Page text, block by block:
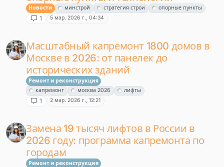
Новости минстрой стратегия строи опорные пункты
1 5 мар. 2026 г., 04:34
Масштабный капремонт 1800 домов в
Москве в 2026: от панелек до
исторических зданий
Ремонт и реконструкция
капремонт
москва 2026 лифты
1 2 мар. 2026 г., 12:21
Замена 19 тысяч лифтов в России в
2026 году: программа капремонта по
городам
Ремонт и реконструкция